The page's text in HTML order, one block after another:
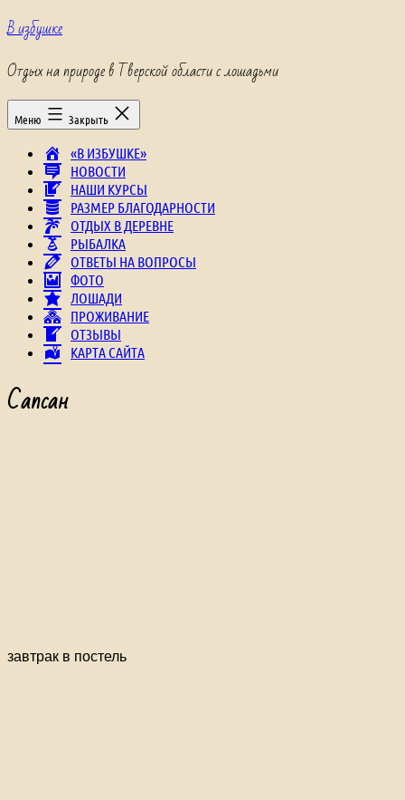
Перейти
к
В избушке
Отдых на природе в Тверской области с лошадьми
Меню Закрыть
«В ИЗБУШКЕ»
НОВОСТИ
НАШИ КУРСЫ
РАЗМЕР БЛАГОДАРНОСТИ
ОТДЫХ В ДЕРЕВНЕ
РЫБАЛКА
ОТВЕТЫ НА ВОПРОСЫ
ФОТО
ЛОШАДИ
ПРОЖИВАНИЕ
ОТЗЫВЫ
КАРТА САЙТА
Сапсан
завтрак в постель